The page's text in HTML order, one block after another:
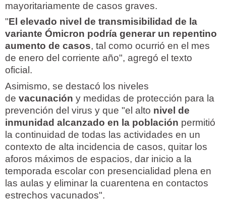
mayoritariamente de casos graves.
"El elevado nivel de transmisibilidad de la
variante Ómicron podría generar un repentino
aumento de casos, tal como ocurrió en el mes
de enero del corriente año", agregó el texto
oficial.
Asimismo, se destacó los niveles
de vacunación y medidas de protección para la
prevención del virus y que "el alto nivel de
inmunidad alcanzado en la población permitió
la continuidad de todas las actividades en un
contexto de alta incidencia de casos, quitar los
aforos máximos de espacios, dar inicio a la
temporada escolar con presencialidad plena en
las aulas y eliminar la cuarentena en contactos
estrechos vacunados".